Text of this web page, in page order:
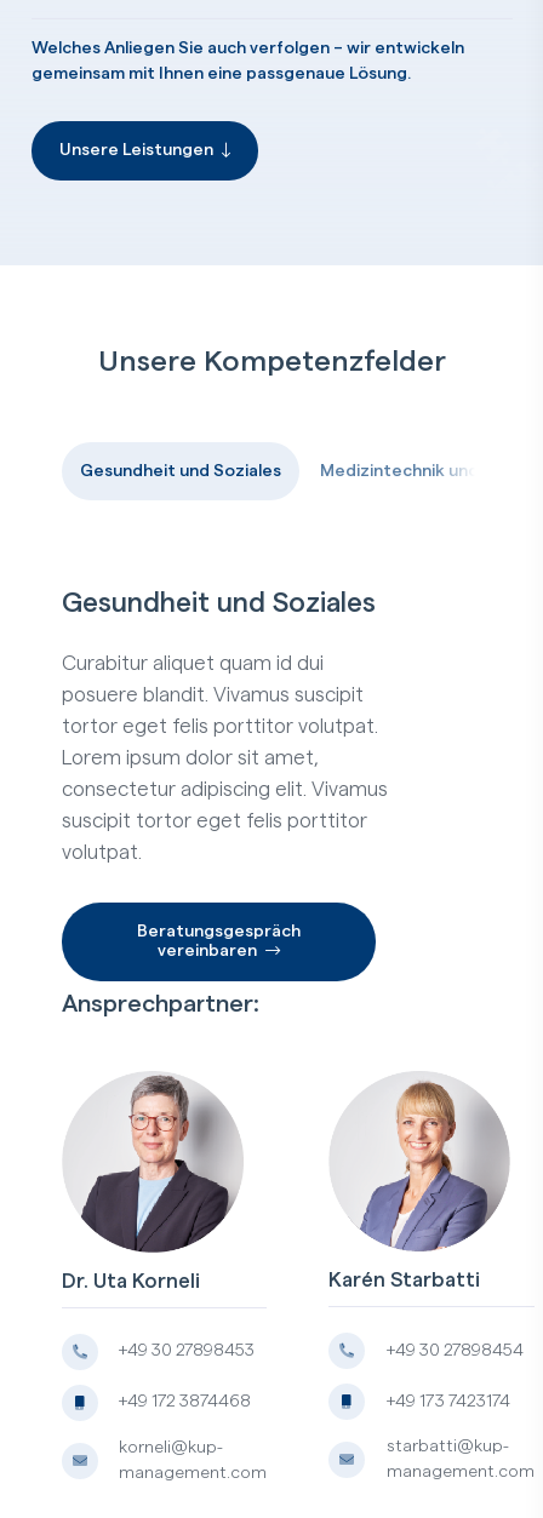
Welches Anliegen Sie auch verfolgen – wir entwickeln
gemeinsam mit Ihnen eine passgenaue Lösung.
Unsere Leistungen
Unsere Kompetenzfelder
Gesundheit und Soziales Medizintechnik und Pharma
Gesundheit und Soziales
Curabitur aliquet quam id dui
posuere blandit. Vivamus suscipit
tortor eget felis porttitor volutpat.
Lorem ipsum dolor sit amet,
consectetur adipiscing elit. Vivamus
suscipit tortor eget felis porttitor
volutpat.
Beratungsgespräch
vereinbaren
Ansprechpartner:
Dr. Uta Korneli
+49 30 27898453
+49 172 3874468
korneli@kup-
management.com
Karén Starbatti
+49 30 27898454
+49 173 7423174
starbatti@kup-
management.com